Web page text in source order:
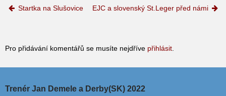
Post navigation
Startka na Slušovice EJC a slovenský St.Leger před námi
Pro přidávání komentářů se musíte nejdříve přihlásit
Trenér Jan Demele a Derby(SK) 2022